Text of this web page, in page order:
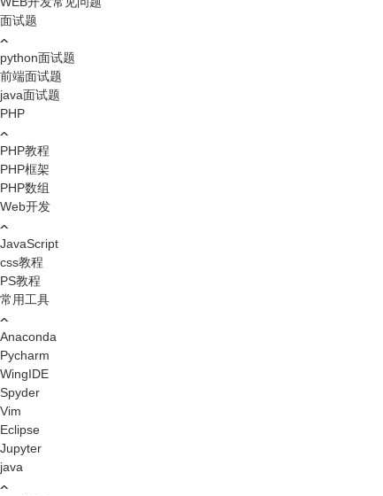
面试题
python面试题
前端面试题
java面试题
PHP
PHP教程
PHP框架
PHP数组
Web开发
JavaScript
css教程
PS教程
常用工具
Anaconda
Pycharm
WingIDE
Spyder
Vim
Eclipse
Jupyter
java